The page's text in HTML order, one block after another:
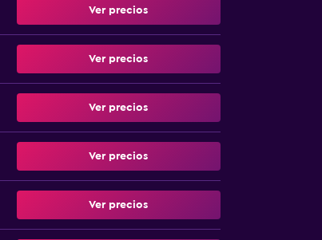
Ver precios
Ver precios
Ver precios
Ver precios
Ver precios